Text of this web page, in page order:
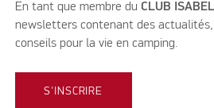
En tant que membre du CLUB
newsletters contenant des
conseils pour la vie en camping.
S'INSCRIRE